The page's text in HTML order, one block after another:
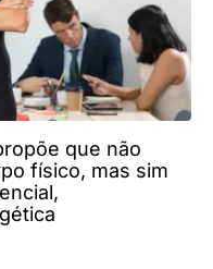
que não
físico, mas sim